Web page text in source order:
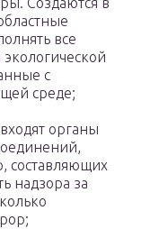
все
с
среде;
органы
составляющих
надзора за